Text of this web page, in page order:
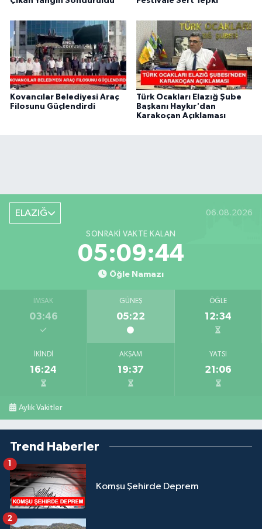
Kovancılar Belediyesi Araç
Filosunu Güçlendirdi
Türk Ocakları Elazığ Şube
Başkanı Haykır'dan
Karakoçan Açıklaması
ELAZIĞ 06.08.2026
SONRAKI VAKTE KALAN
05:09:43
Öğle Namazı
İMSAK
03:46
GÜNEŞ
05:22
ÖĞLE
12:34
İKINDI
16:24
AKŞAM
19:37
YATSI
21:06
Aylık Vakitler
Trend Haberler
Komşu Şehirde Deprem
1
2